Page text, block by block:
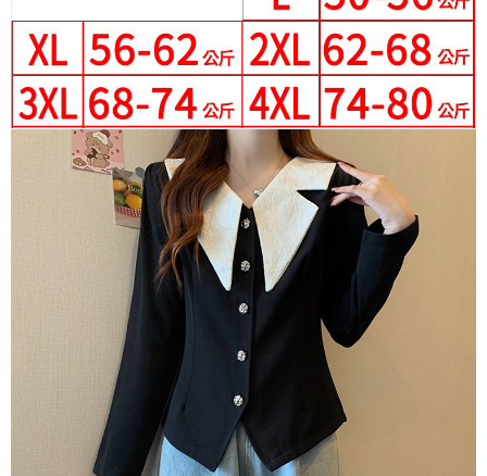
1.本服務係由「台灣大哥大股份有限公司」（以下簡稱本公司）所提供，讓
用戶於交易時，得透過本服務購買商品或服務，並由商店將買賣／分期付款
買賣價金債權讓與本公司後，依約使用本公司帳單繳交帳款。
2.基於同意付款使用「大哥付你分期」之契約關係目的，商店將以您的個人
資料（包含姓名、電話或地址）提供予台灣大哥大進項蒐集、處理及利用，
由本公司與您本人進行分期帳單所需資料之確認、核對及更正。
3.完整用戶服務條款，請詳閱以下連結：
https://oppay.tw/userRule
ATM／網路銀行／等多元方式進行付款，方視為交易完成。
※ 請注意：結帳手續完成當下不需立刻繳費，但若您需要取消訂單，請聯絡
購買商品的店家。未經商家同意取消之訂單仍視為有效，需透過AFTEE先享
後付繳納相關費用。
※ 交易是否成功請以「AFTEE先享後付 」之結帳頁面顯示為準，若有關於
是否繳費成功／繳費後需取消欲退款等相關疑問，請聯繫「AFTEE先享後付
客戶支援中心」https://netprotections.freshdesk.com/support/home
【注意事項】
１．透過由恩沛科技股份有限公司提供之「AFTEE先享後付」服務完成之交
易，需依本服務之必要範圍內提供個人資料，並將交易相關給付款項請求債
權轉讓予恩沛科技股份有限公司。
２．關於個人資料處理事宜，請瀏覽以下網址：
https://aftee.tw/terms/#terms3
３．未成年的使用者請事先徵得法定代理人或監護人之同意方可使用
「AFTEE先享後付」，若未經同意申辦者引起之損失，本公司不負相關責
４．使用「AFTEE先享後付」時，將依據個別帳號之用戶狀況，依本公司即
時審查核予不同之上限額度；若仍有額度不足之情形，本公司將視審查結果
請求用戶進行身份認證。
５．嚴禁一人註冊多個帳號或使用他人資訊註冊。若發現惡意使用之情形，
恩沛科技股份有限公司將有權停止該用戶之使用額度並採取法律行動。
付款後全家取貨
每筆NT$80，滿NT$699(含以上)免運費
萊爾富取貨付款
每筆NT$80，滿NT$699(含以上)免運費
付款後萊爾富取貨
每筆NT$80，滿NT$699(含以上)免運費
每筆NT$80，滿NT$699(含以上)免運費
每筆NT$80，滿NT$699(含以上)免運費
每筆NT$70，滿NT$699(含以上)免運費
離島-郵局寄送
每筆NT$90，滿NT$699(含以上)免運費